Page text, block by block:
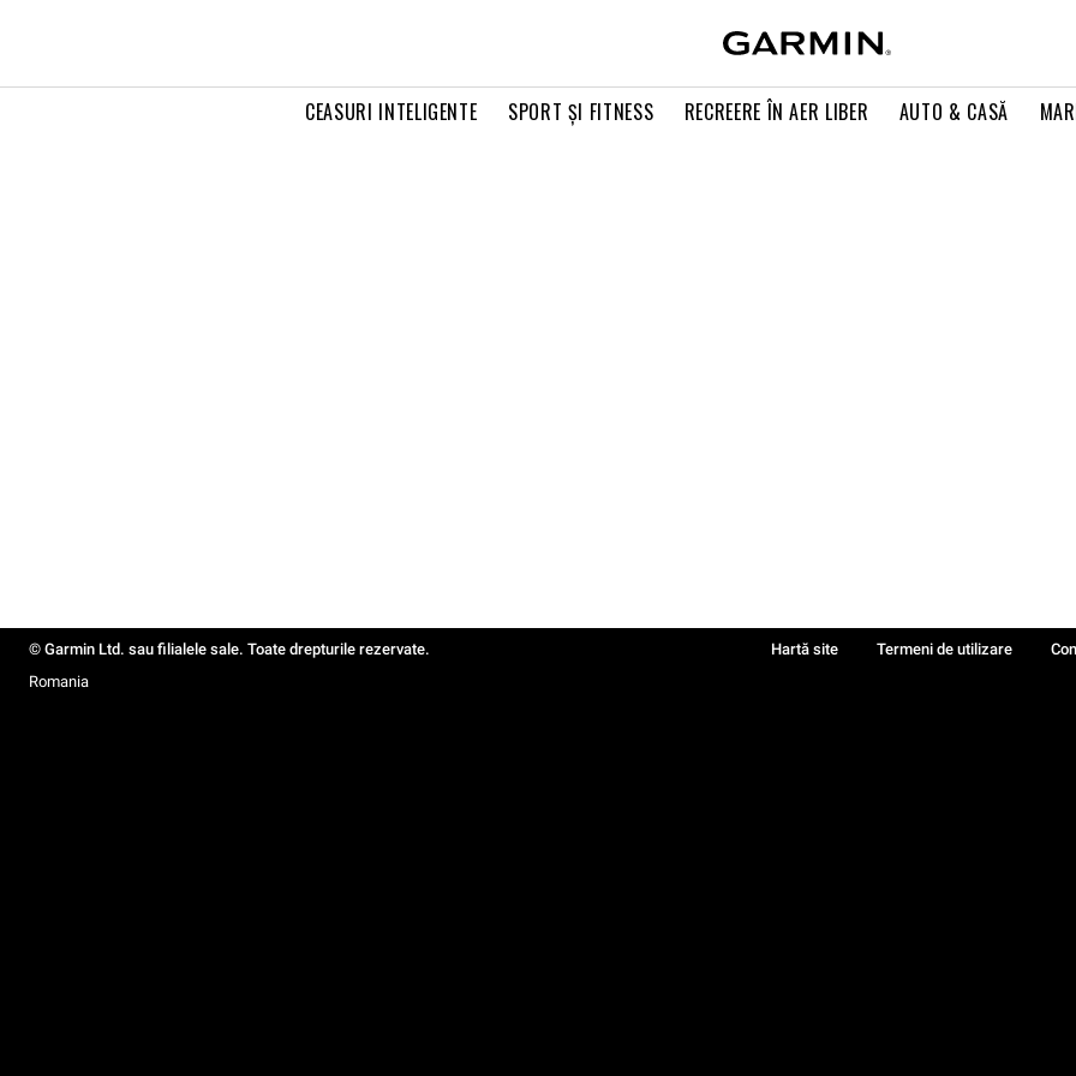
CEASURI INTELIGENTE SPORT ŞI FITNESS RECREERE ÎN AER LIBER AUTO & CASĂ
© Garmin Ltd. sau filialele sale. Toate drepturile rezervate. Hartă site Termeni de utilizare
Romania